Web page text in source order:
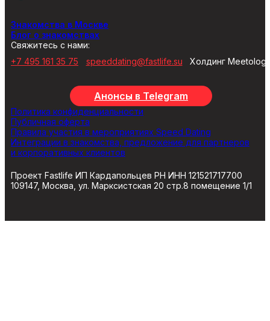
Знакомства в Москве
Блог о знакомствах
Свяжитесь с нами:
+7 495 161 35 75
speeddating@fastlife.su Холдинг
Анонсы в Telegram
Политика конфиденциальности
Публичная оферта
Правила участия в мероприятиях Speed Dating
Интеграции в знакомства, предложение для партнеров
и корпоративных клиентов
Проект Fastlife ИП Кардапольцев РН ИНН 121521717700
109147, Москва, ул. Марксистская 20 стр.8 помещение 1/1